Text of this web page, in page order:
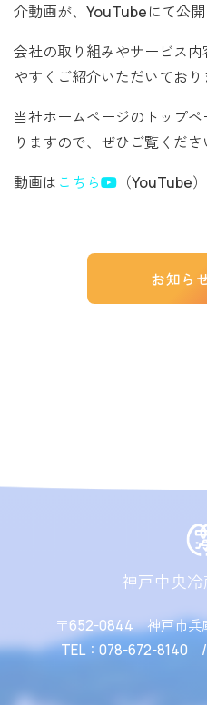
介動画が、YouTubeにて公開
会社の取り組みやサービス
やすくご紹介いただいており
当社ホームページのトップ
りますので、ぜひご覧くださ
動画は こちら （YouTube）
お知ら
神戸中央
〒652-0844神戸市兵
TEL：078-672-8140